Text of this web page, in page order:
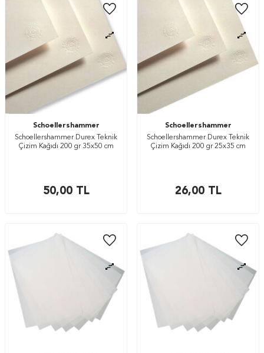
Schoellershammer
Schoellershammer Durex Teknik
Çizim Kağıdı 200 gr 35x50 cm
50,00TL
Schoellershammer
Schoellershammer Durex Teknik
Çizim Kağıdı 200 gr 25x35 cm
26,00TL